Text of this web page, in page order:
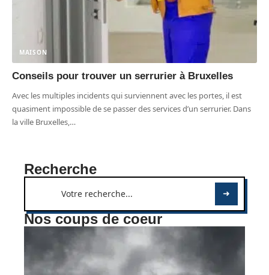
MAISON
Conseils pour trouver un serrurier à Bruxelles
Avec les multiples incidents qui surviennent avec les portes, il est
quasiment impossible de se passer des services d’un serrurier. Dans
la ville Bruxelles,…
Recherche
Nos coups de coeur